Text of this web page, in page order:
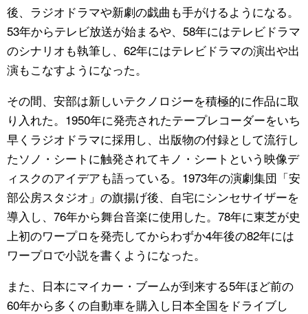
後、ラジオドラマや新劇の戯曲も手がけるようになる。
53年からテレビ放送が始まるや、58年にはテレビドラマ
のシナリオも執筆し、62年にはテレビドラマの演出や出
演もこなすようになった。
その間、安部は新しいテクノロジーを積極的に作品に取
り入れた。1950年に発売されたテープレコーダーをいち
早くラジオドラマに採用し、出版物の付録として流行し
たソノ・シートに触発されてキノ・シートという映像デ
ィスクのアイデアも語っている。1973年の演劇集団「安
部公房スタジオ」の旗揚げ後、自宅にシンセサイザーを
導入し、76年から舞台音楽に使用した。78年に東芝が史
上初のワープロを発売してからわずか4年後の82年には
ワープロで小説を書くようになった。
また、日本にマイカー・ブームが到来する5年ほど前の
60年から多くの自動車を購入し日本全国をドライブし